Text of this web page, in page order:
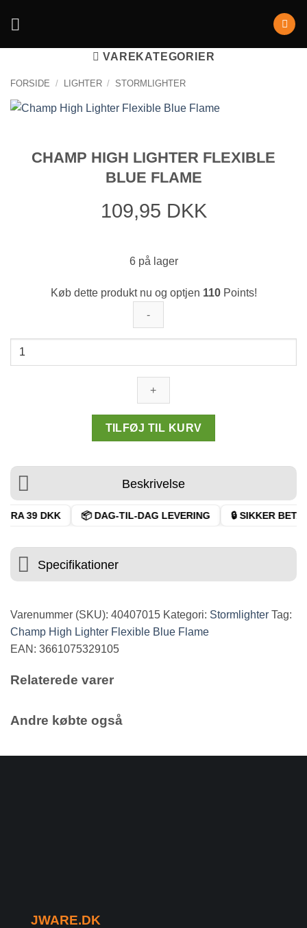
VAREKATEGORIER
FORSIDE / LIGHTER / STORMLIGHTER
CHAMP HIGH LIGHTER FLEXIBLE
BLUE FLAME
109,95 DKK
6 på lager
Køb dette produkt nu og optjen 110Points!
Champ
TILFØJ TIL KURV
Beskrivelse
39 DKK 📦 DAG-TIL-DAG LEVERING 🔒 SIKKER
Specifikationer
Varenummer (SKU): 40407015 Kategori: Stormlighter Tag:
Champ High Lighter Flexible Blue Flame
EAN: 3661075329105
Relaterede varer
Andre købte også
JWARE.DK